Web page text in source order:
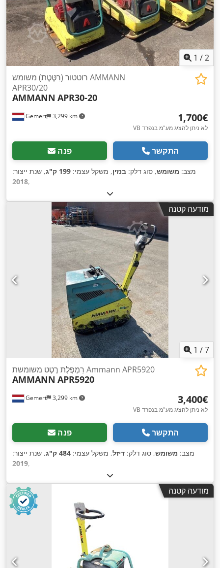
1 /2
Gemert 3,299 km
רוטטור (רַטֶּטֶת) משומש AMMANN
APR30/20
AMMANN APR30-20
‏1,700 ‏€
VB לא ניתן להציג מע"מ בנפרד
פנה התקשר
מצב: משומש, סוג דלק: בנזין, משקל עצמי: 199 ק"ג
, שנת ייצור:
2018,
מודעה קטנה
1 /7
Gemert 3,299 km
רַמְפֶּלֶת רֶטֶט משומשת Ammann APR5920
AMMANN APR5920
‏3,400 ‏€
VB לא ניתן להציג מע"מ בנפרד
פנה התקשר
מצב: משומש, סוג דלק: דיזל, משקל עצמי: 484 ק"ג
, שנת ייצור:
2019,
מודעה קטנה